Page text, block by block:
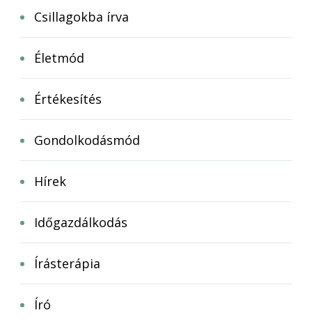
Csillagokba írva
Életmód
Értékesítés
Gondolkodásmód
Hírek
Időgazdálkodás
Írásterápia
Író